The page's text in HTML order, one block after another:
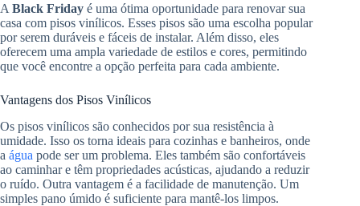
A Black Friday é uma ótima oportunidade para renovar sua
casa com pisos vinílicos. Esses pisos são uma escolha popular
por serem duráveis e fáceis de instalar. Além disso, eles
oferecem uma ampla variedade de estilos e cores, permitindo
que você encontre a opção perfeita para cada ambiente.
Vantagens dos Pisos Vinílicos
Os pisos vinílicos são conhecidos por sua resistência à
umidade. Isso os torna ideais para cozinhas e banheiros, onde
a água pode ser um problema. Eles também são confortáveis
ao caminhar e têm propriedades acústicas, ajudando a reduzir
o ruído. Outra vantagem é a facilidade de manutenção. Um
simples pano úmido é suficiente para mantê-los limpos.